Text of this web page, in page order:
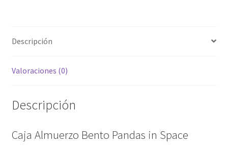
Descripción
Valoraciones (0)
Descripción
Caja Almuerzo Bento Pandas in Space